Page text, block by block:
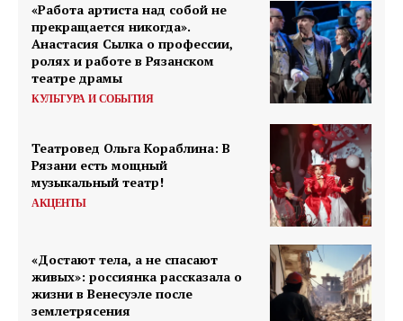
«Работа артиста над собой не
прекращается никогда».
Анастасия Сылка о профессии,
ролях и работе в Рязанском
театре драмы
КУЛЬТУРА И СОБЫТИЯ
Театровед Ольга Кораблина: В
Рязани есть мощный
музыкальный театр!
АКЦЕНТЫ
«Достают тела, а не спасают
живых»: россиянка рассказала о
жизни в Венесуэле после
землетрясения